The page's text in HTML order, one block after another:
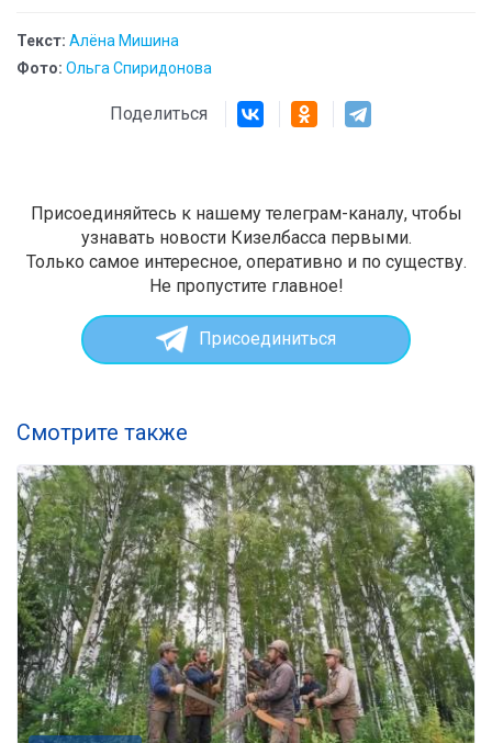
Текст: Алёна Мишина
Фото: Ольга Спиридонова
Поделиться
Присоединяйтесь к нашему телеграм-каналу, чтобы
узнавать новости Кизелбасса первыми.
Только самое интересное, оперативно и по существу.
Не пропустите главное!
Присоединиться
Смотрите также